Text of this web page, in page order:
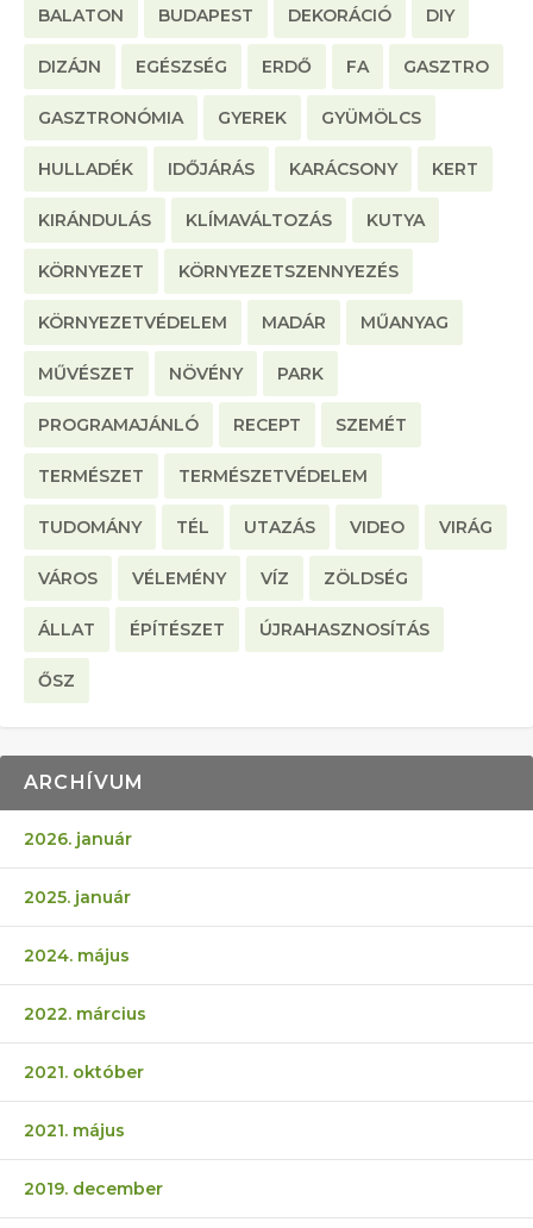
BALATON BUDAPEST DEKORÁCIÓ DIY
DIZÁJN EGÉSZSÉG ERDŐ FA GASZTRO
GASZTRONÓMIA GYEREK GYÜMÖLCS
HULLADÉK IDŐJÁRÁS KARÁCSONY KERT
KIRÁNDULÁS KLÍMAVÁLTOZÁS KUTYA
KÖRNYEZET KÖRNYEZETSZENNYEZÉS
KÖRNYEZETVÉDELEM MADÁR MŰANYAG
MŰVÉSZET NÖVÉNY PARK
PROGRAMAJÁNLÓ RECEPT SZEMÉT
TERMÉSZET TERMÉSZETVÉDELEM
TUDOMÁNY TÉL UTAZÁS VIDEO VIRÁG
VÁROS VÉLEMÉNY VÍZ ZÖLDSÉG
ÁLLAT ÉPÍTÉSZET ÚJRAHASZNOSÍTÁS
ŐSZ
ARCHÍVUM
2026. január
2025. január
2024. május
2022. március
2021. október
2021. május
2019. december